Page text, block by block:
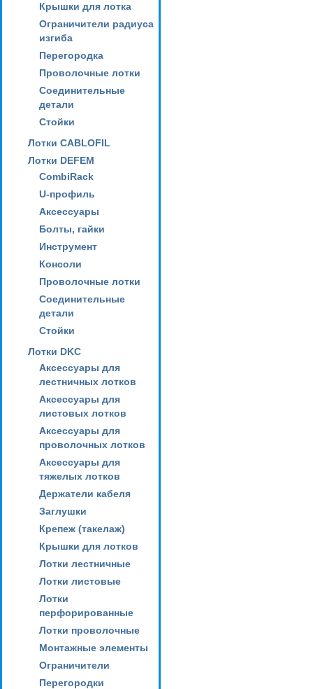
Крышки для лотка
Ограничители радиуса
изгиба
Перегородка
Проволочные лотки
Соединительные
детали
Стойки
Лотки CABLOFIL
Лотки DEFEM
CombiRack
U-профиль
Аксессуары
Болты, гайки
Инструмент
Консоли
Проволочные лотки
Соединительные
детали
Стойки
Лотки DKC
Аксессуары для
лестничных лотков
Аксессуары для
листовых лотков
Аксессуары для
проволочных лотков
Аксессуары для
тяжелых лотков
Держатели кабеля
Заглушки
Крепеж (такелаж)
Крышки для лотков
Лотки лестничные
Лотки листовые
Лотки
перфорированные
Лотки проволочные
Монтажные элементы
Ограничители
Перегородки